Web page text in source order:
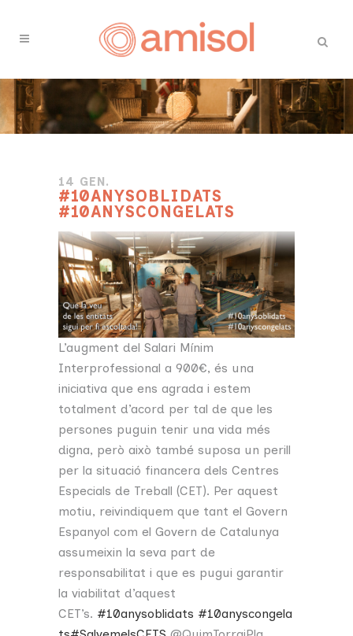
14 GEN.
#10ANYSOBLIDATS
#10ANYSCONGELATS
L’augment del Salari Mínim
Interprofessional a 900€, és una
iniciativa que ens agrada i estem
totalment d’acord per tal de que les
persones puguin tenir una vida més
digna, però això també suposa un perill
per la situació financera dels Centres
Especials de Treball (CET). Per aquest
motiu, reivindiquem que tant el Govern
Espanyol com el Govern de Catalunya
assumeixin la seva part de
responsabilitat i que es pugui garantir
la viabilitat d’aquest
CET’s. #10anysoblidats #10anyscongela